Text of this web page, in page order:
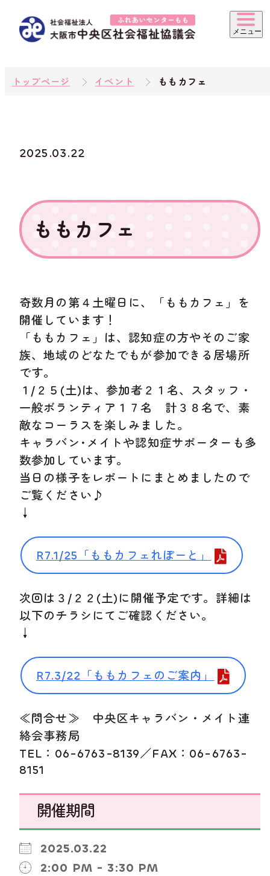
トップページ イベント ももカフェ
2025.03.22
ももカフェ
奇数月の第４土曜日に、「ももカフェ」を
開催しています！
「ももカフェ」は、認知症の方やそのご家
族、地域のどなたでもが参加できる居場所
です。
１/２５(土)は、参加者２１名、スタッフ・
一般ボランティア１７名 計３８名で、素
敵なコーラスを楽しみました。
キャラバン･メイトや認知症サポーターも多
数参加しています。
当日の様子をレポートにまとめましたので
ご覧ください♪
↓
R7.1/25「ももカフェれぽーと」
次回は３/２２(土)に開催予定です。詳細は
以下のチラシにてご確認ください。
↓
R7.3/22「ももカフェのご案内」
≪問合せ≫ 中央区キャラバン・メイト連
絡会事務局
TEL：06-6763-8139／FAX：06-6763-
8151
開催期間
2025.03.22
2:00 PM - 3:30 PM